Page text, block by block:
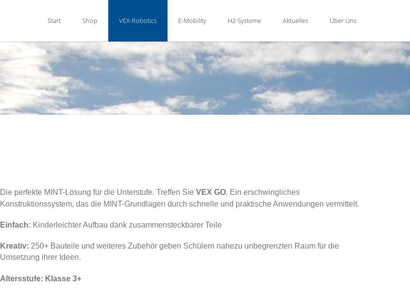
Start Shop VEX-Robotics E-Mobility H2-Systeme Aktuelles Über Uns
Die perfekte MINT-Lösung für die Unterstufe. Treffen Sie VEX GO. Ein erschwingliches
Konstruktionssystem, das die MINT-Grundlagen durch schnelle und praktische Anwendungen vermittelt.
Einfach: Kinderleichter Aufbau dank zusammensteckbarer Teile
Kreativ: 250+ Bauteile und weiteres Zubehör geben Schülern nahezu unbegrenzten Raum für die
Umsetzung ihrer Ideen.
Altersstufe: Klasse 3+